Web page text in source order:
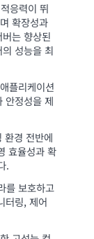
응력이 뛰
확장성과
는 향상된
성능을 최
플리케이션
안정성을 제
환경 전반에
효율성과 확
.
를 보호하고
터링, 제어